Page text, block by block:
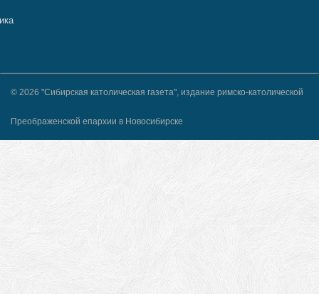
© 2026 "Сибирская католическая газета", издание римско-католической
Преображенской епархии в Новосибирске